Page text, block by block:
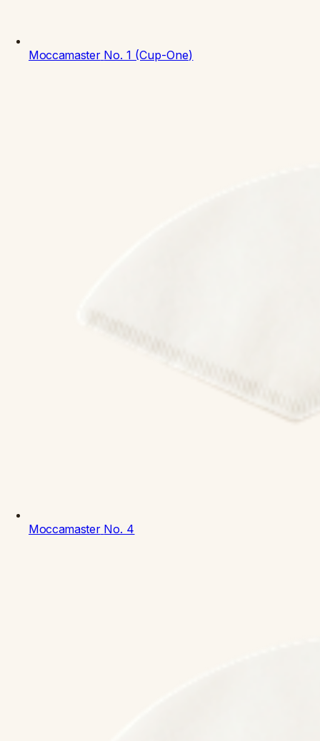
Moccamaster No. 1 (Cup-One)
Moccamaster No. 4